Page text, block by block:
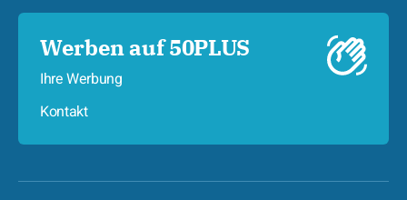
Werben auf 50PLUS
Ihre Werbung
Kontakt